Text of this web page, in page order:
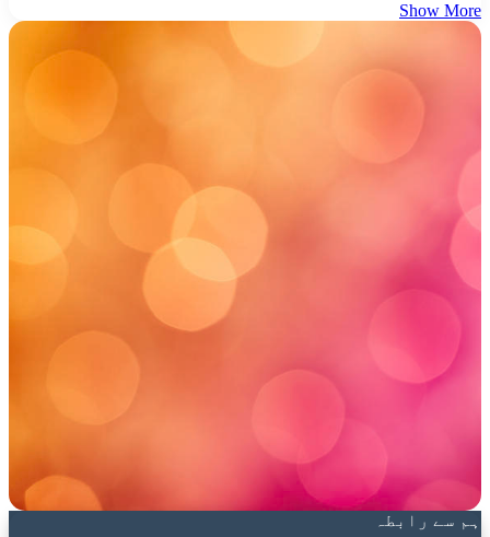
Show More
ہم سے رابطہ